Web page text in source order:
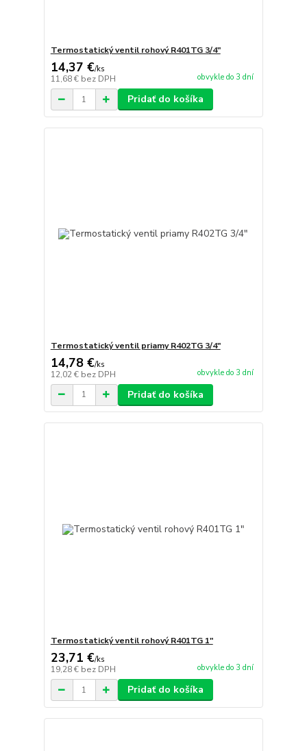
Termostatický ventil rohový R401TG 3/4"
14,37 €/ks
11,68 € bez DPH obvykle do 3 dní
Pridať do košíka
Termostatický ventil priamy R402TG 3/4"
14,78 €/ks
12,02 € bez DPH obvykle do 3 dní
Pridať do košíka
Termostatický ventil rohový R401TG 1"
23,71 €/ks
19,28 € bez DPH obvykle do 3 dní
Pridať do košíka